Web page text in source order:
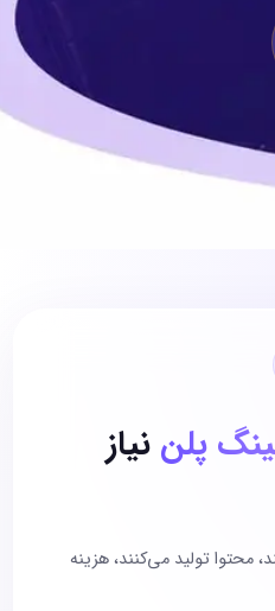
پلن نیاز
محتوا تولید می‌کنند، هزینه